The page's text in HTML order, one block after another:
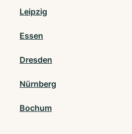
Leipzig
Essen
Dresden
Nürnberg
Bochum